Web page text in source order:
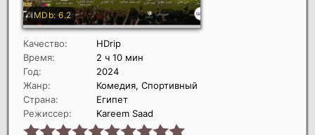
Качество:
HDrip
Время:
2 ч 10 мин
Год:
2024
Жанр:
Комедия, Спортивный
Страна:
Египет
Режиссер:
Kareem Saad